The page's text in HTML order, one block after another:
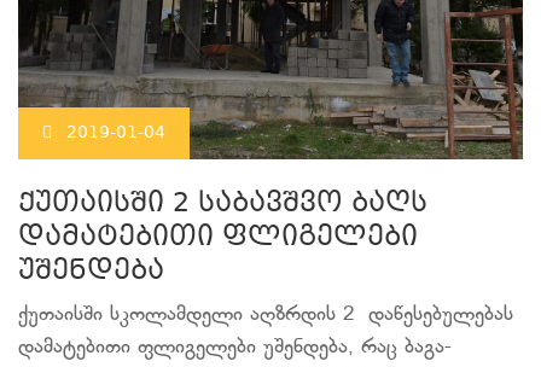
2019-01-04
ქუთაისში 2 საბავშვო ბაღს
დამატებითი ფლიგელები
უშენდება
ქუთაისში სკოლამდელი აღზრდის 2 დაწესებულებას
დამატებითი ფლიგელები უშენდება, რაც ბაგა-